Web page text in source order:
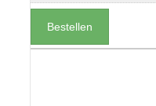
Bestellen